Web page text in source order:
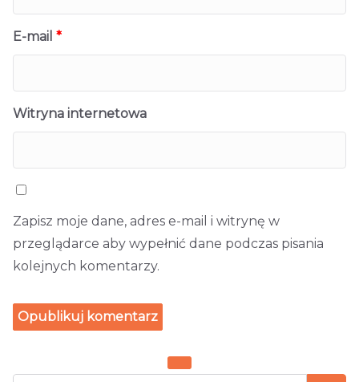
E-mail *
Witryna internetowa
Zapisz moje dane, adres e-mail i witrynę w
przeglądarce aby wypełnić dane podczas pisania
kolejnych komentarzy.